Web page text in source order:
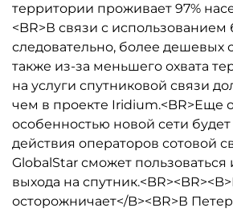
территории проживает 97%
<BR>В связи с использованием
следовательно, более дешевых
также из-за меньшего охвата
на услуги спутниковой связи
чем в проекте Iridium.<BR>Еще
особенностью новой сети будет
действия операторов сотовой
GlobalStar сможет пользоваться
выхода на
осторожничает</B><BR>В